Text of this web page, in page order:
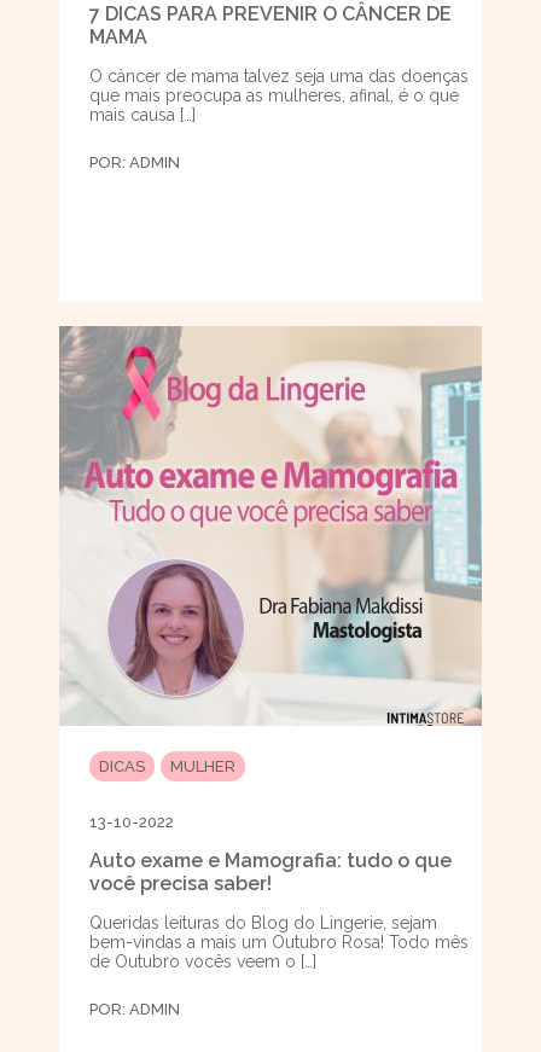
7 DICAS PARA PREVENIR O CÂNCER DE
MAMA
O câncer de mama talvez seja uma das doenças
que mais preocupa as mulheres, afinal, é o que
mais causa […]
POR: ADMIN
DICAS MULHER
13-10-2022
Auto exame e Mamografia: tudo o que
você precisa saber!
Queridas leituras do Blog do Lingerie, sejam
bem-vindas a mais um Outubro Rosa! Todo mês
de Outubro vocês veem o […]
POR: ADMIN